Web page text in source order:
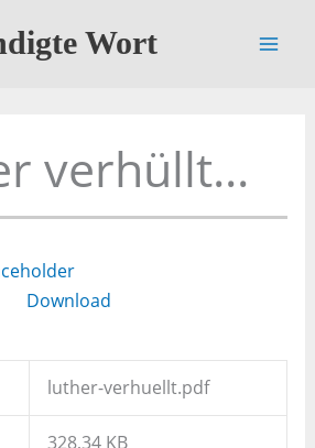
Wort
verhüllt...
Download
luther-verhuellt.pdf
328,34 KB